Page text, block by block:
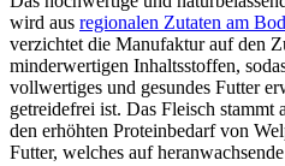
wird aus regionalen Zutaten am
verzichtet die Manufaktur auf den
minderwertigen Inhaltsstoffen,
vollwertiges und gesundes Futter
getreidefrei ist. Das Fleisch stammt
den erhöhten Proteinbedarf von
Futter, welches auf